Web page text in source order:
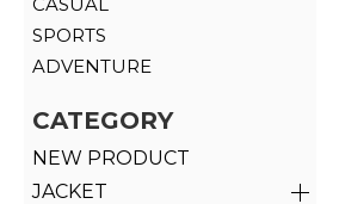
SPORTS
ADVENTURE
CATEGORY
NEW PRODUCT
JACKET